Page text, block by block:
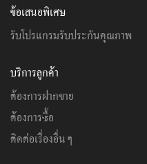
ข้อเสนอพิเศษ
รับโปรแกรมรับประกันคุณภาพ
บริการลูกค้า
ต้องการฝากขาย
ต้องการซื้อ
ติดต่อเรื่องอื่นๆ